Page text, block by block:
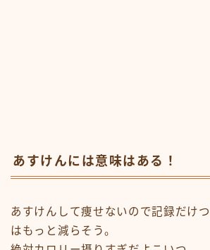
あすけんには意味はある！
あすけんして痩せないので記録だけ
はもっと減らそう。